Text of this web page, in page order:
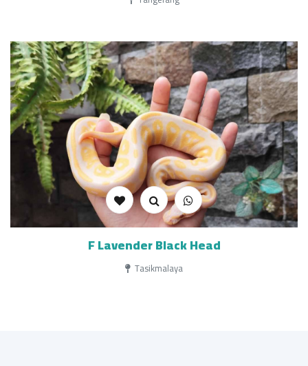
F Lavender Black Head
Tasikmalaya